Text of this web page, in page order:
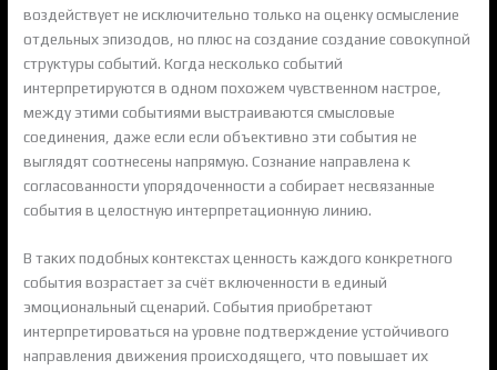
воздействует не исключительно только на оценку осмысление
отдельных эпизодов, но плюс на создание создание совокупной
структуры событий. Когда несколько событий
интерпретируются в одном похожем чувственном настрое,
между этими событиями выстраиваются смысловые
соединения, даже если если объективно эти события не
выглядят соотнесены напрямую. Сознание направлена к
согласованности упорядоченности а собирает несвязанные
события в целостную интерпретационную линию.
В таких подобных контекстах ценность каждого конкретного
события возрастает за счёт включенности в единый
эмоциональный сценарий. События приобретают
интерпретироваться на уровне подтверждение устойчивого
направления движения происходящего, что повышает их